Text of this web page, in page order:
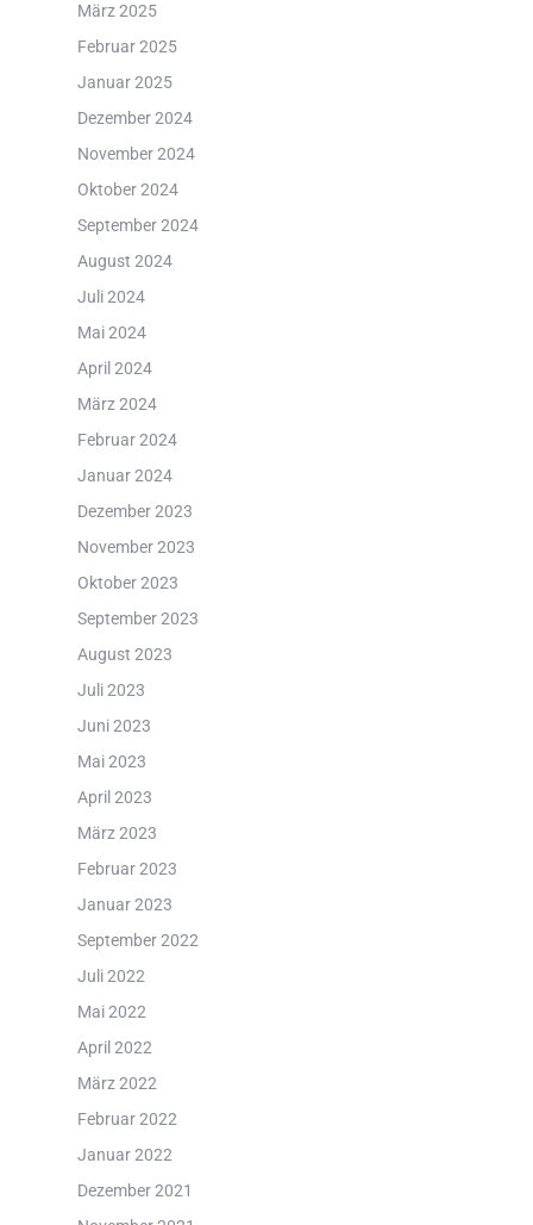
März 2025
Februar 2025
Januar 2025
Dezember 2024
November 2024
Oktober 2024
September 2024
August 2024
Juli 2024
Mai 2024
April 2024
März 2024
Februar 2024
Januar 2024
Dezember 2023
November 2023
Oktober 2023
September 2023
August 2023
Juli 2023
Juni 2023
Mai 2023
April 2023
März 2023
Februar 2023
Januar 2023
September 2022
Juli 2022
Mai 2022
April 2022
März 2022
Februar 2022
Januar 2022
Dezember 2021